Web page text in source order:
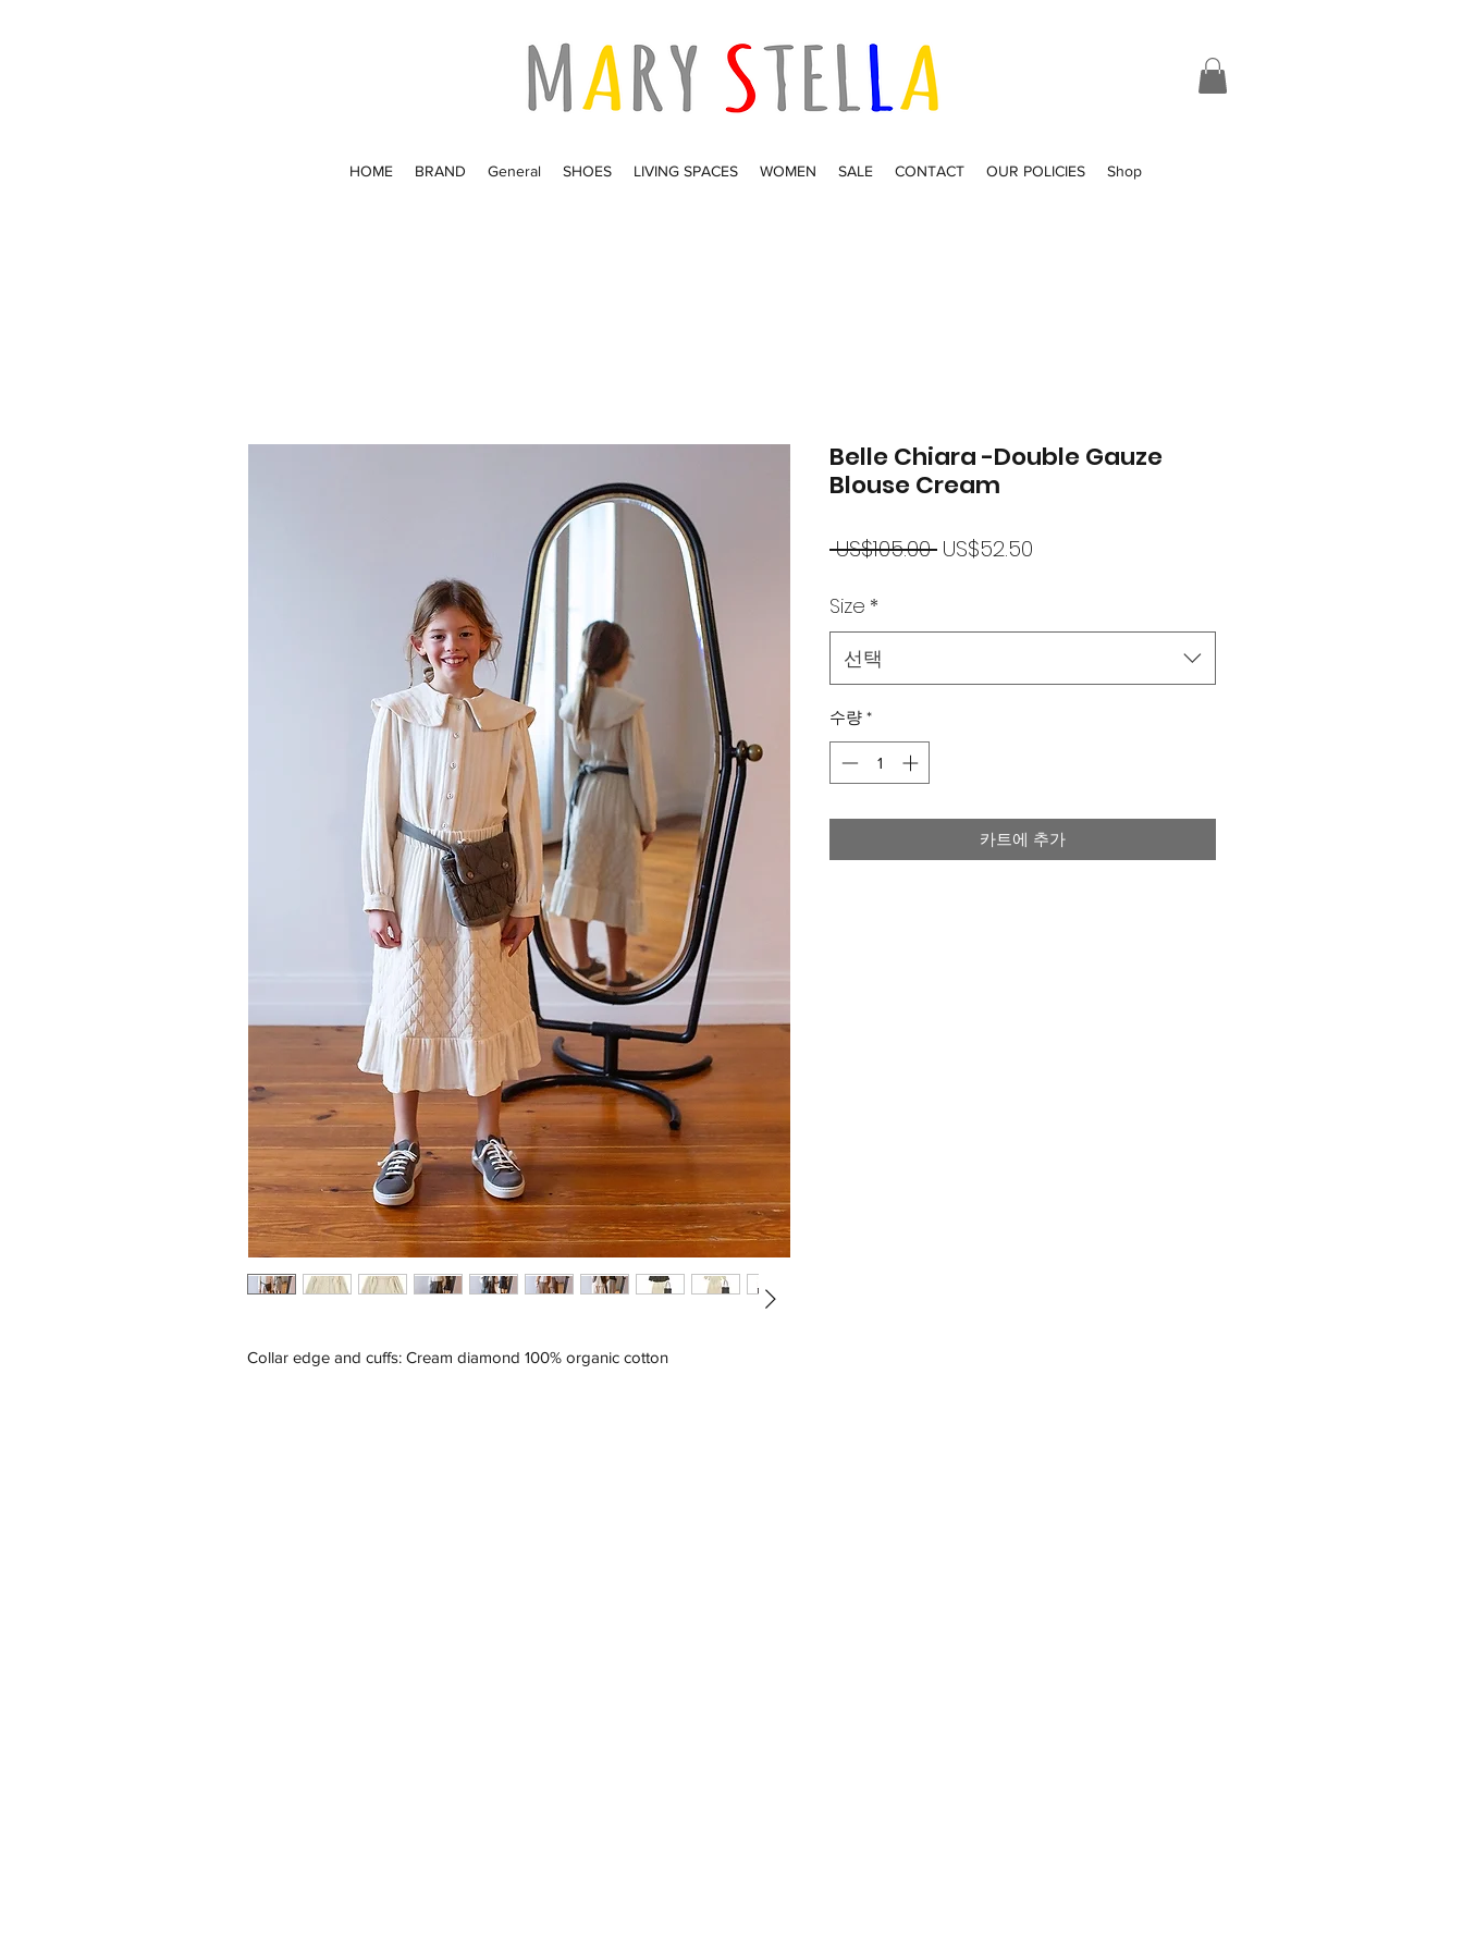
HOME BRAND General SHOES LIVING SPACES WOMEN SALE CONTACT OUR POLICIES Shop
Collar edge and cuffs: Cream diamond 100% organic cotton
Belle Chiara -Double Gauze
Blouse Cream
US$105.00 일
US$52.50
Size *
선택
수량 *
카트에 추가